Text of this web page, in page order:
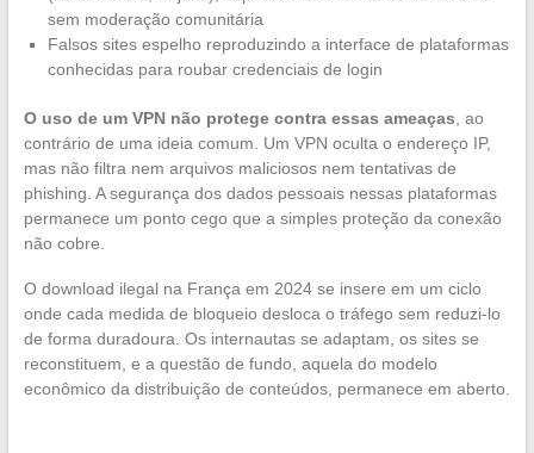
sem moderação comunitária
Falsos sites espelho reproduzindo a interface de plataformas
conhecidas para roubar credenciais de login
O uso de um VPN não protege contra essas ameaças, ao
contrário de uma ideia comum. Um VPN oculta o endereço IP,
mas não filtra nem arquivos maliciosos nem tentativas de
phishing. A segurança dos dados pessoais nessas plataformas
permanece um ponto cego que a simples proteção da conexão
não cobre.
O download ilegal na França em 2024 se insere em um ciclo
onde cada medida de bloqueio desloca o tráfego sem reduzi-lo
de forma duradoura. Os internautas se adaptam, os sites se
reconstituem, e a questão de fundo, aquela do modelo
econômico da distribuição de conteúdos, permanece em aberto.